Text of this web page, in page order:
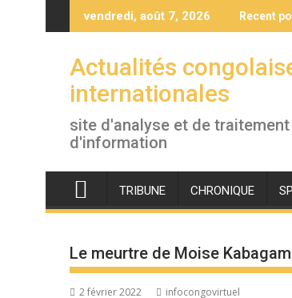
to
vendredi, août 7, 2026 Recent
Actualités
internationales
site d'analyse et de traitement
d'information
TRIBUNE CHRONIQUE
Le meurtre de Moise
2 février 2022 infocongovirtuel